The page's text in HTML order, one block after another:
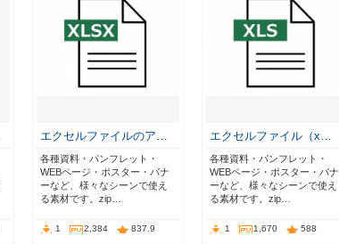
エクセルファイルのア…
各種資料・パンフレット・
WEBページ・ポスター・バナ
ーなど、様々なシーンで使え
る素材です。zip…
1 2,384 837.9
エクセルファイル（x…
各種資料・パンフレット・
WEBページ・ポスター・バナ
ーなど、様々なシーンで使え
る素材です。zip…
1 1,670 588